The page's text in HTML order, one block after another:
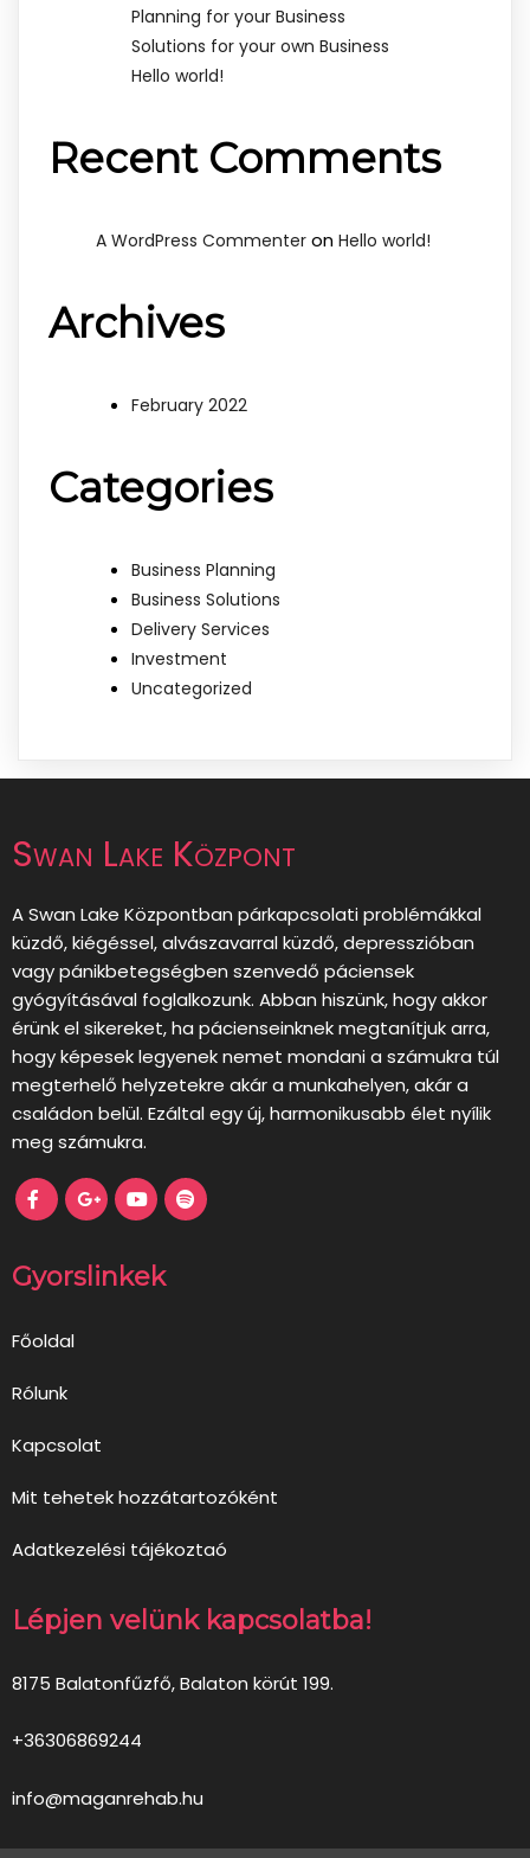
Planning for your Business
Solutions for your own Business
Hello world!
Recent Comments
A WordPress Commenter on Hello world!
Archives
February 2022
Categories
Business Planning
Business Solutions
Delivery Services
Investment
Uncategorized
Swan Lake Központ
A Swan Lake Központban párkapcsolati problémákkal
küzdő, kiégéssel, alvászavarral küzdő, depresszióban
vagy pánikbetegségben szenvedő páciensek
gyógyításával foglalkozunk. Abban hiszünk, hogy akkor
érünk el sikereket, ha pácienseinknek megtanítjuk arra,
hogy képesek legyenek nemet mondani a számukra túl
megterhelő helyzetekre akár a munkahelyen, akár a
családon belül. Ezáltal egy új, harmonikusabb élet nyílik
meg számukra.
Gyorslinkek
Főoldal
Rólunk
Kapcsolat
Mit tehetek hozzátartozóként
Adatkezelési tájékoztaó
Lépjen velünk kapcsolatba!
8175 Balatonfűzfő, Balaton körút 199.
+36306869244
info@maganrehab.hu